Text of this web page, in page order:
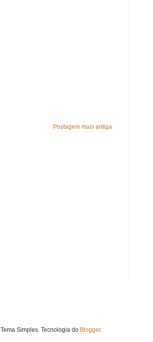
Postagem mais antiga
Tema Simples. Tecnologia do Blogger.